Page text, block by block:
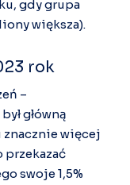
gdy grupa
większa).
rok
–
główną
znacznie więcej
przekazać
swoje 1,5%